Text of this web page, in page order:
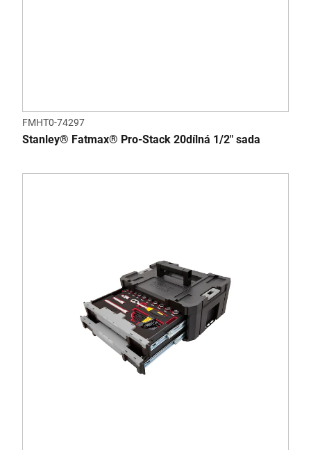
FMHT0-74297
Stanley® Fatmax® Pro-Stack 20dílná 1/2" sada